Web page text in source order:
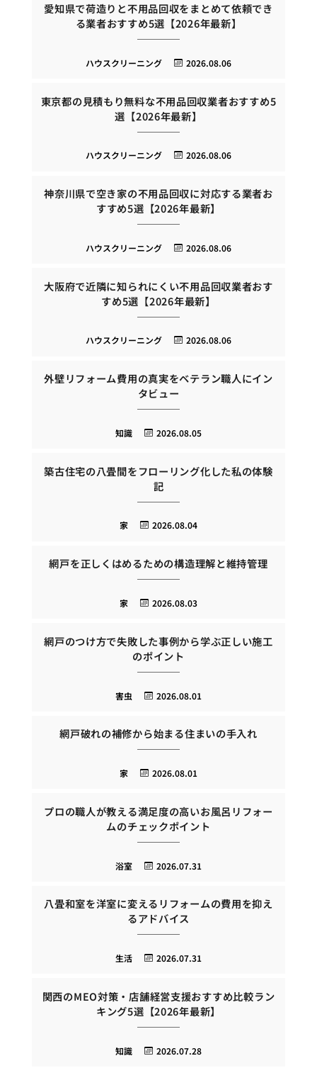
愛知県で荷造りと不用品回収をまとめて依頼でき
る業者おすすめ5選【2026年最新】
2026.08.06
ハウスクリーニング
東京都の見積もり無料な不用品回収業者おすすめ5
選【2026年最新】
2026.08.06
ハウスクリーニング
神奈川県で空き家の不用品回収に対応する業者お
すすめ5選【2026年最新】
2026.08.06
ハウスクリーニング
大阪府で近隣に知られにくい不用品回収業者おす
すめ5選【2026年最新】
2026.08.06
ハウスクリーニング
外壁リフォーム費用の真実をベテラン職人にイン
タビュー
2026.08.05
知識
築古住宅の八畳間をフローリング化した私の体験
記
2026.08.04
家
網戸を正しくはめるための構造理解と維持管理
2026.08.03
家
網戸のつけ方で失敗した事例から学ぶ正しい施工
のポイント
2026.08.01
害虫
網戸破れの補修から始まる住まいの手入れ
2026.08.01
家
プロの職人が教える満足度の高いお風呂リフォー
ムのチェックポイント
2026.07.31
浴室
八畳和室を洋室に変えるリフォームの費用を抑え
るアドバイス
2026.07.31
生活
関西のMEO対策・店舗経営支援おすすめ比較ラン
キング5選【2026年最新】
2026.07.28
知識